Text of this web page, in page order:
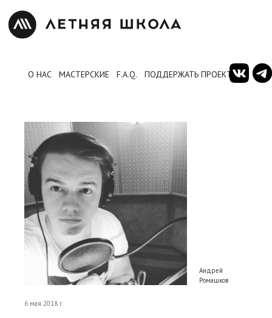
О НАС МАСТЕРСКИЕ F.A.Q. ПОДДЕРЖАТЬ ПРОЕКТ
Андрей
Ромашков
6 мая 2018 г.